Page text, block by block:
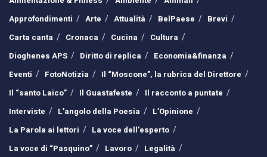
Approfondimenti
Arte Attualità BelPaese
Brevi
Carta canta
Cronaca Cucina
Cultura
Dioghenes APS
Diritto di replica
Economia&finanza
Eventi
FotoNotizia
Il “Moscone”, la rubrica del Direttore
Il “santo Laico”
Il Guastafeste
Il racconto a puntate
Interviste
L’angolo della Poesia
L’Opinione
La Parola ai lettori
La voce dell’esperto
La voce di “Pasquino”
Lavoro
Legalità